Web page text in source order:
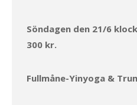
Söndagen den 21/6
300 kr.
Fullmåne-Yinyoga &